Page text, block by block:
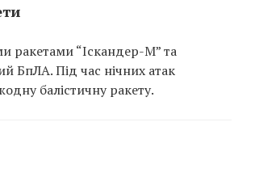
ракетами “Іскандер-М” та
БпЛА. Під час нічних атак
балістичну ракету.